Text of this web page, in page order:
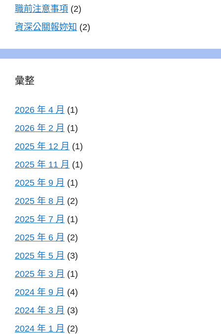
職前注意事項 (2)
資深公關報妳知 (2)
彙整
2026 年 4 月 (1)
2026 年 2 月 (1)
2025 年 12 月 (1)
2025 年 11 月 (1)
2025 年 9 月 (1)
2025 年 8 月 (2)
2025 年 7 月 (1)
2025 年 6 月 (2)
2025 年 5 月 (3)
2025 年 3 月 (1)
2024 年 9 月 (4)
2024 年 3 月 (3)
2024 年 1 月 (2)